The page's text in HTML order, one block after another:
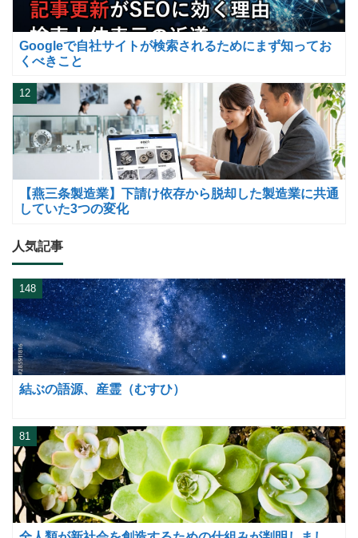
Googleで自社サイトが検索されるためにまず知ってお
くべきこと
【燕三条製造業】下請け依存から脱却した製造業に共通
していた3つの変化
12
人気記事
結ぶの語源、産霊（むすひ）
148
81